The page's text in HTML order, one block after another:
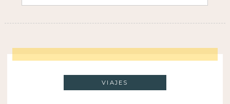
VIAJES